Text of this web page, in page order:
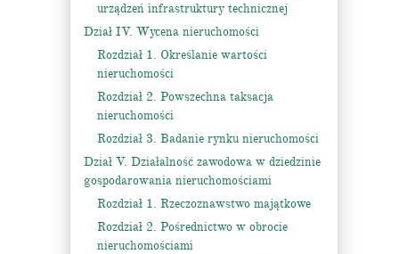
urządzeń infrastruktury technicznej
Dział IV. Wycena nieruchomości
Rozdział 1. Określanie wartości
nieruchomości
Rozdział 2. Powszechna taksacja
nieruchomości
Rozdział 3. Badanie rynku nieruchomości
Dział V. Działalność zawodowa w dziedzinie
gospodarowania nieruchomościami
Rozdział 1. Rzeczoznawstwo majątkowe
Rozdział 2. Pośrednictwo w obrocie
nieruchomościami